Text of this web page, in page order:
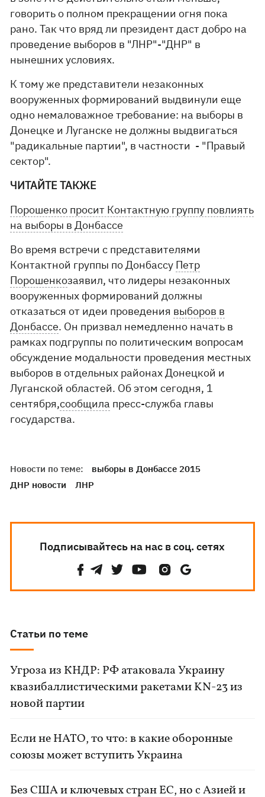
говорить о полном прекращении огня пока
рано. Так что вряд ли президент даст добро на
проведение выборов в "ЛНР"-"ДНР" в
нынешних условиях.
К тому же представители незаконных
вооруженных формирований выдвинули еще
одно немаловажное требование: на выборы в
Донецке и Луганске не должны выдвигаться
"радикальные партии", в частности - "Правый
сектор".
ЧИТАЙТЕ ТАКЖЕ
Порошенко просит Контактную группу повлиять
на выборы в Донбассе
Во время встречи с представителями
Контактной группы по Донбассу Петр
Порошенкозаявил, что лидеры незаконных
вооруженных формирований должны
отказаться от идеи проведения выборов в
Донбассе. Он призвал немедленно начать в
рамках подгруппы по политическим вопросам
обсуждение модальности проведения местных
выборов в отдельных районах Донецкой и
Луганской областей. Об этом сегодня, 1
сентября,сообщила пресс-служба главы
государства.
Новости по теме:
выборы в Донбассе 2015
ДНР новости
ЛНР
Подписывайтесь на нас в соц. сетях
Статьи по теме
Угроза из КНДР: РФ атаковала Украину
квазибаллистическими ракетами KN-23 из
новой партии
Если не НАТО, то что: в какие оборонные
союзы может вступить Украина
Без США и ключевых стран ЕС, но с Азией и